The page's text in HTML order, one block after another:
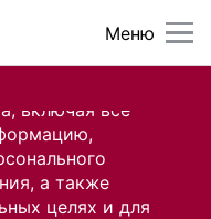
включая все
а также
целях и для
Меню